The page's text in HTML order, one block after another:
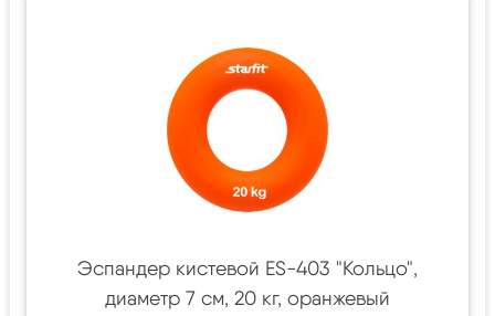
Эспандер кистевой ES-403 "Кольцо",
диаметр 7 см, 20 кг, оранжевый